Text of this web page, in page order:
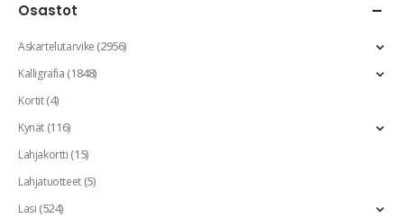
Osastot
Askartelutarvike(2956)
Kalligrafia(1848)
Kortit(4)
Kynät(116)
Lahjakortti(15)
Lahjatuotteet(5)
Lasi(524)